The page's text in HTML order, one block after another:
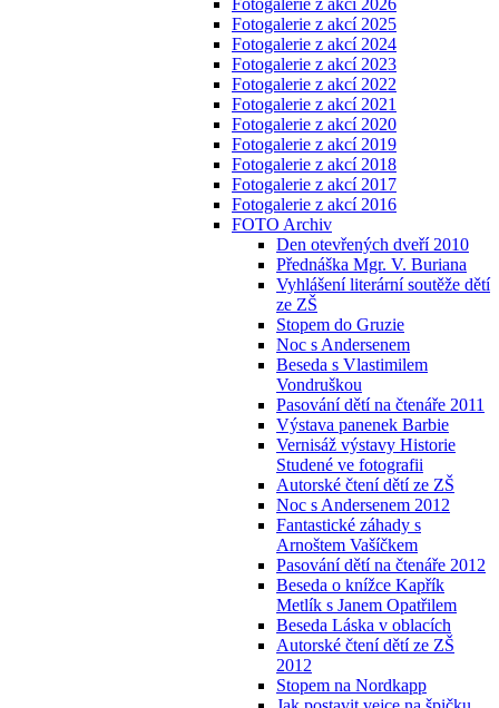
Fotogalerie z akcí 2026
Fotogalerie z akcí 2025
Fotogalerie z akcí 2024
Fotogalerie z akcí 2023
Fotogalerie z akcí 2022
Fotogalerie z akcí 2021
Fotogalerie z akcí 2020
Fotogalerie z akcí 2019
Fotogalerie z akcí 2018
Fotogalerie z akcí 2017
Fotogalerie z akcí 2016
FOTO Archiv
Den otevřených dveří 2010
Přednáška Mgr. V. Buriana
Vyhlášení literární soutěže dětí
ze ZŠ
Stopem do Gruzie
Noc s Andersenem
Beseda s Vlastimilem
Vondruškou
Pasování dětí na čtenáře 2011
Výstava panenek Barbie
Vernisáž výstavy Historie
Studené ve fotografii
Autorské čtení dětí ze ZŠ
Noc s Andersenem 2012
Fantastické záhady s
Arnoštem Vašíčkem
Pasování dětí na čtenáře 2012
Beseda o knížce Kapřík
Metlík s Janem Opatřilem
Beseda Láska v oblacích
Autorské čtení dětí ze ZŠ
2012
Stopem na Nordkapp